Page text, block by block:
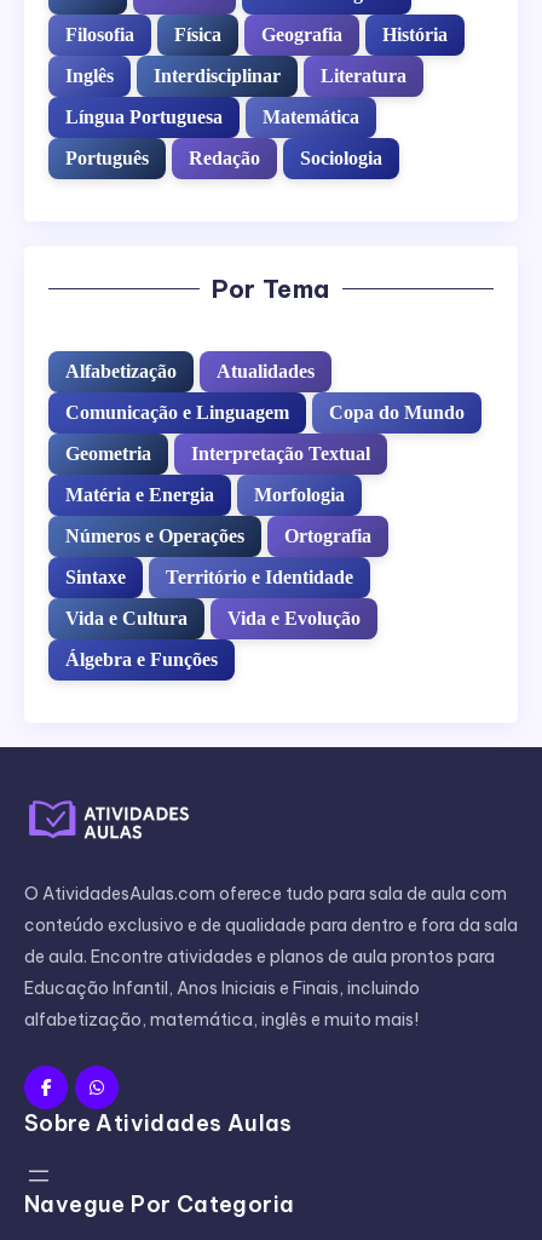
Filosofia
Física Geografia
História
Inglês
Interdisciplinar
Literatura
Língua Portuguesa
Matemática
Português
Redação Sociologia
Por Tema
Alfabetização
Atualidades
Comunicação e Linguagem
Copa do Mundo
Geometria
Interpretação Textual
Matéria e Energia
Morfologia
Números e Operações
Ortografia
Sintaxe
Território e Identidade
Vida e Cultura
Vida e Evolução
Álgebra e Funções
O AtividadesAulas.com oferece tudo para sala de aula com
conteúdo exclusivo e de qualidade para dentro e fora da sala
de aula. Encontre atividades e planos de aula prontos para
Educação Infantil, Anos Iniciais e Finais, incluindo
alfabetização, matemática, inglês e muito mais!
Sobre Atividades Aulas
Navegue Por Categoria